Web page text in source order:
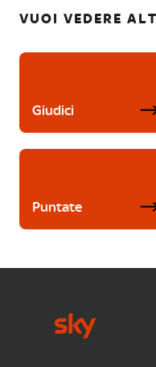
VUOI VEDERE
Giudici
Puntate